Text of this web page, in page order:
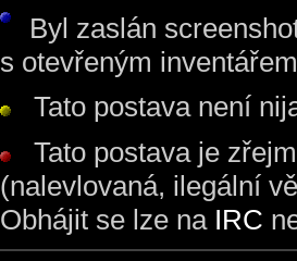
Byl zaslán
s otevřeným
Tato postava není
Tato postava je
(nalevlovaná, ilegální
Obhájit se lze na IRC